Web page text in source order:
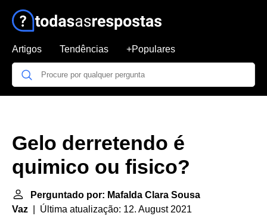
Artigos Tendências +Populares
Gelo derretendo é
quimico ou fisico?
Perguntado por: Mafalda Clara Sousa
Vaz | Última atualização: 12. August 2021